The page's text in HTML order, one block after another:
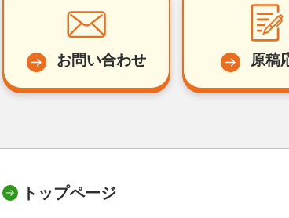
お問い合わせ 原稿
トップページ